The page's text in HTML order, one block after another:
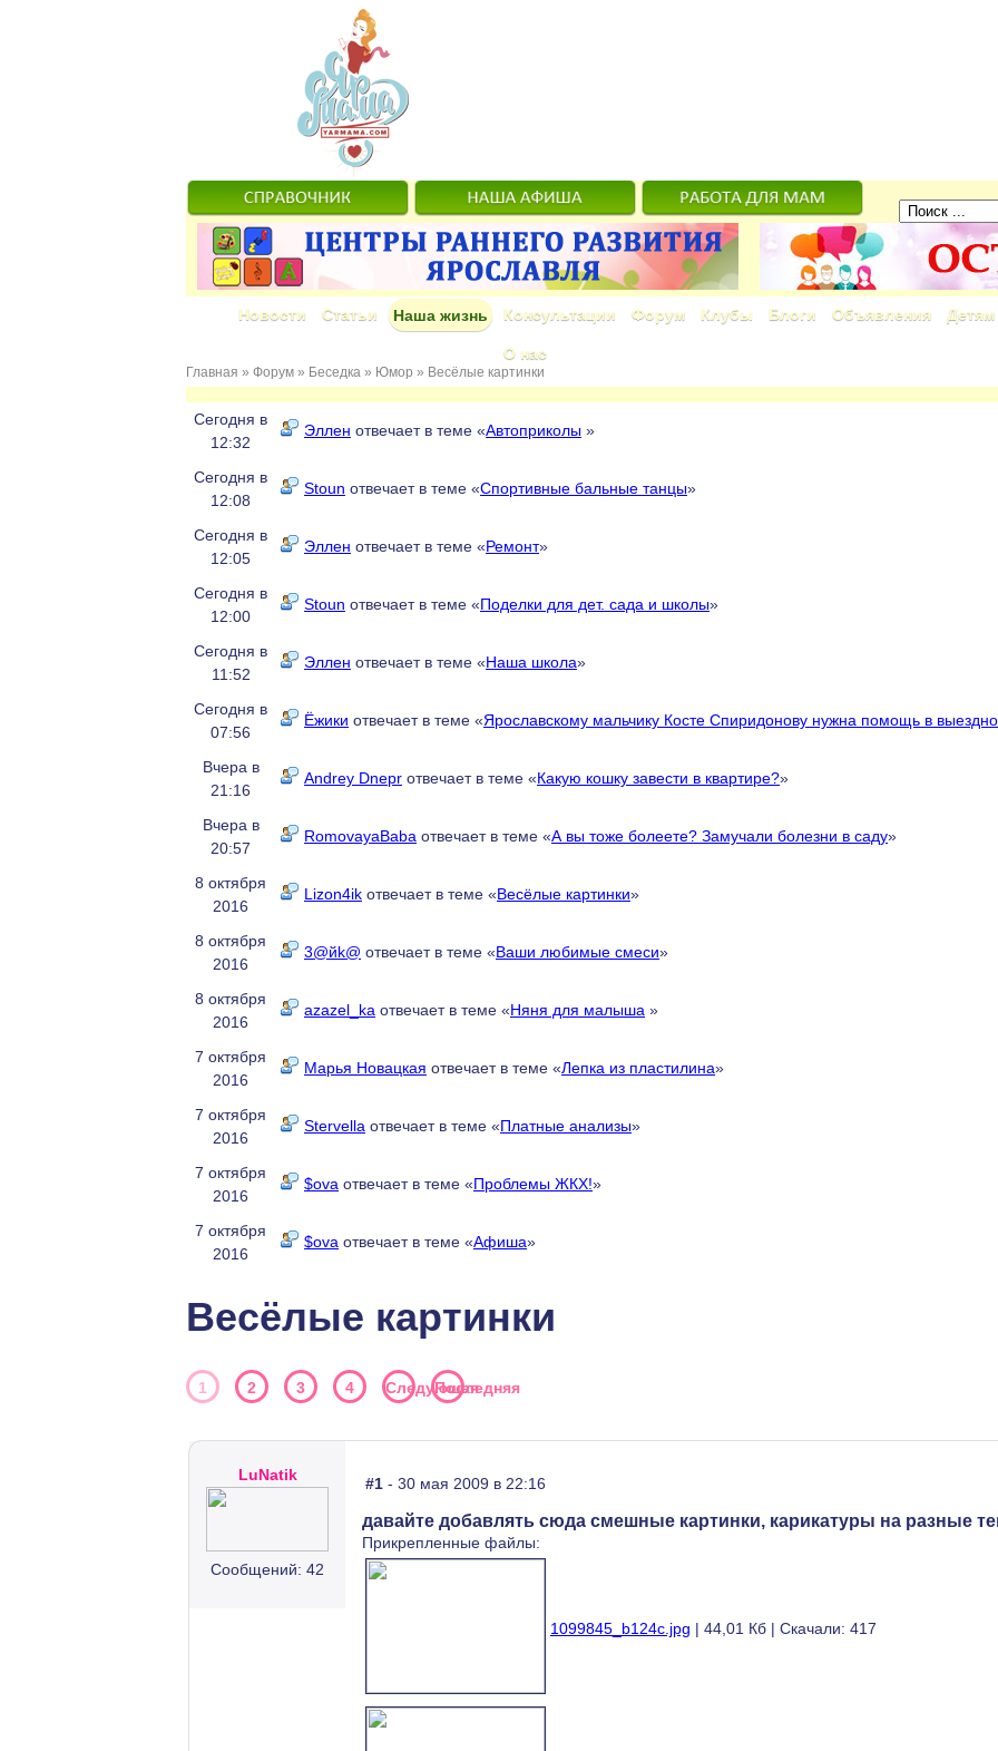
Новости Статьи Наша жизнь Консультации Форум Клубы Блоги Объявления Детям
О нас
Главная » Форум » Беседка » Юмор » Весёлые картинки
Сегодня в
12:32
Эллен отвечает в теме «Автоприколы »
Сегодня в
12:08
Stoun отвечает в теме «Спортивные бальные танцы»
Сегодня в
12:05
Эллен отвечает в теме «Ремонт»
Сегодня в
12:00
Stoun отвечает в теме «Поделки для дет. сада и школы»
Сегодня в
11:52
Эллен отвечает в теме «Наша школа»
Сегодня в
07:56
Ёжики отвечает в теме «Ярославскому мальчику Косте Спиридонову нужна помощь в
Вчера в
21:16
Andrey Dnepr отвечает в теме «Какую кошку завести в квартире?»
Вчера в
20:57
RomovayaBaba отвечает в теме «А вы тоже болеете? Замучали болезни в саду»
8 октября
2016
Lizon4ik отвечает в теме «Весёлые картинки»
8 октября
2016
3@йk@ отвечает в теме «Ваши любимые смеси»
8 октября
2016
azazel_ka отвечает в теме «Няня для малыша »
7 октября
2016
Марья Новацкая отвечает в теме «Лепка из пластилина»
7 октября
2016
Stervella отвечает в теме «Платные анализы»
7 октября
2016
$ova отвечает в теме «Проблемы ЖКХ!»
7 октября
2016
$ova отвечает в теме «Афиша»
Весёлые картинки
1 2 3 4 СледующаяПоследняя
LuNatik
Сообщений: 42
#1 - 30 мая 2009 в 22:16
давайте добавлять сюда смешные картинки, карикатуры на разные
Прикрепленные файлы:
1099845_b124c.jpg | 44,01 Кб | Скачали: 417